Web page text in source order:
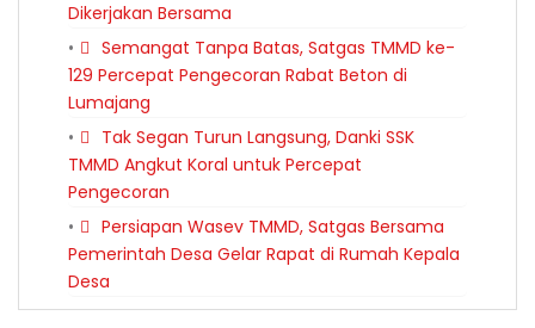
Dikerjakan Bersama
Semangat Tanpa Batas, Satgas TMMD ke-
129 Percepat Pengecoran Rabat Beton di
Lumajang
Tak Segan Turun Langsung, Danki SSK
TMMD Angkut Koral untuk Percepat
Pengecoran
Persiapan Wasev TMMD, Satgas Bersama
Pemerintah Desa Gelar Rapat di Rumah Kepala
Desa